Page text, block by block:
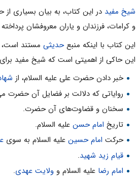
شیخ مفید در اين كتاب، به بيان بسيارى
و کرامات، فرزندان و یاران معروفشان
این کتاب با اینکه منبعحدیثی مستند است،
اين حاكى از اهميتى است كه شيخ مفيد
خبر دادن حضرت على علیه السلام، از
رواياتى كه دلالت بر فضايل آن حضرت
سخنان و قضاوت‌هاى آن حضرت.
تاريخ امام حسنعلیه السلام.
حركت امام حسينعلیه السلام به سوى
قيام زيد شهيد.
امام رضا علیه السلام و ولايت عهدى.